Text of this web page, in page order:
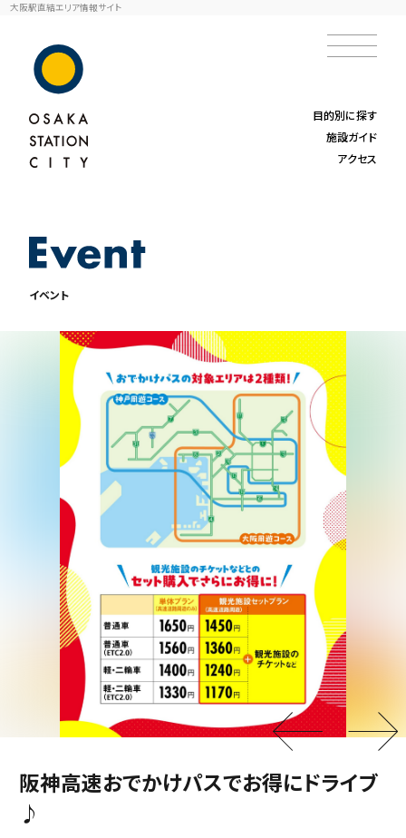
大阪駅直結エリア情報サイト
目的別に探す
施設ガイド
アクセス
イベント
阪神高速おでかけパスでお得にドライブ
♪